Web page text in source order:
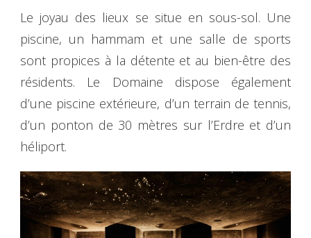
Le joyau des lieux se situe en sous-sol. Une
piscine, un hammam et une salle de sports
sont propices à la détente et au bien-être des
résidents. Le Domaine dispose également
d’une piscine extérieure, d’un terrain de tennis,
d’un ponton de 30 mètres sur l’Erdre et d’un
héliport.